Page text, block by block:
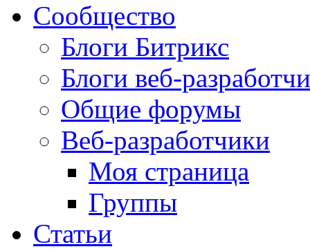
Сообщество
Блоги Битрикс
Блоги веб-
Общие форумы
Веб-разработчики
Моя страница
Группы
Статьи